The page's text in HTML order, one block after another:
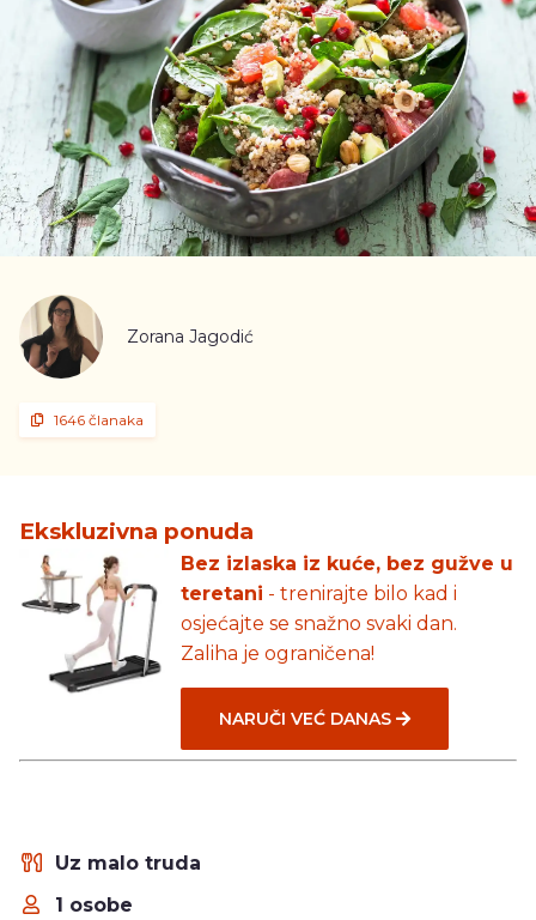
Zorana Jagodić
1646 članaka
Ekskluzivna ponuda
Bez izlaska iz kuće, bez gužve u
teretani - trenirajte bilo kad i
osjećajte se snažno svaki dan.
Zaliha je ograničena!
NARUČI VEĆ DANAS
Uz malo truda
1 osobe